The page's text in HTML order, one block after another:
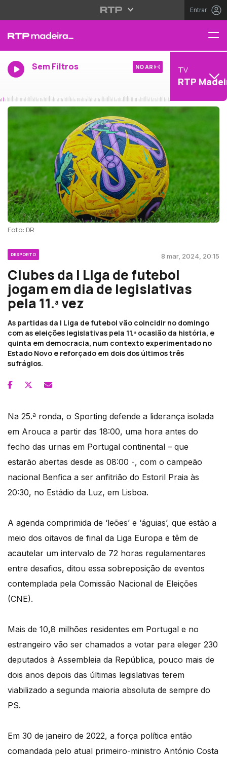
Entrar
Sem Filtros NO AR TV
RTP
Foto: DR
DESPORTO 8 mar, 2024, 20:15
Clubes da I Liga de futebol
jogam em dia de legislativas
pela 11.ª vez
As partidas da I Liga de futebol vão coincidir no domingo
com as eleições legislativas pela 11.ª ocasião da história, e
quinta em democracia, num contexto experimentado no
Estado Novo e reforçado em dois dos últimos três
sufrágios.
Na 25.ª ronda, o Sporting defende a liderança isolada
em Arouca a partir das 18:00, uma hora antes do
fecho das urnas em Portugal continental – que
estarão abertas desde as 08:00 -, com o campeão
nacional Benfica a ser anfitrião do Estoril Praia às
20:30, no Estádio da Luz, em Lisboa.
A agenda comprimida de ‘leões’ e ‘águias’, que estão a
meio dos oitavos de final da Liga Europa e têm de
acautelar um intervalo de 72 horas regulamentares
entre desafios, ditou essa sobreposição de eventos
contemplada pela Comissão Nacional de Eleições
(CNE).
Mais de 10,8 milhões residentes em Portugal e no
estrangeiro vão ser chamados a votar para eleger 230
deputados à Assembleia da República, pouco mais de
dois anos depois das últimas legislativas terem
viabilizado a segunda maioria absoluta de sempre do
PS.
Em 30 de janeiro de 2022, a força política então
comandada pelo atual primeiro-ministro António Costa